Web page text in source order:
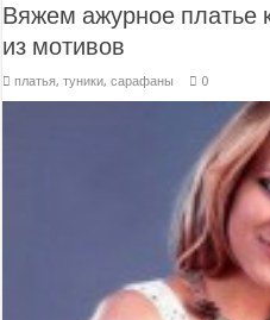
Вяжем ажурное платье
из мотивов
платья, туники, сарафаны 0